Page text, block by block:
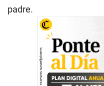
padre.